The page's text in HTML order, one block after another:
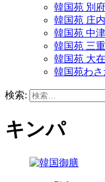
韓国苑 別
韓国苑 庄
韓国苑 中
韓国苑 三
韓国苑 大
韓国苑わ
検索:
キンパ